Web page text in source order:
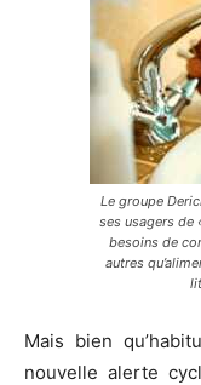
Le groupe
ses usagers de
besoins de
autres
Mais bien
nouvelle alerte